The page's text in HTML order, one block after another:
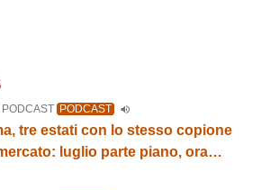
PODCAST
tre estati con lo stesso copione
luglio parte piano, ora